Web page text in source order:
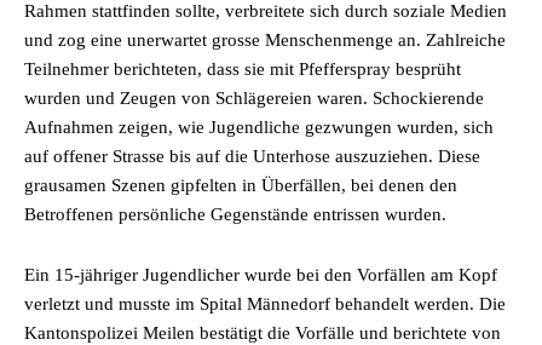
Rahmen stattfinden sollte, verbreitete sich durch soziale Medien
und zog eine unerwartet grosse Menschenmenge an. Zahlreiche
Teilnehmer berichteten, dass sie mit Pfefferspray besprüht
wurden und Zeugen von Schlägereien waren. Schockierende
Aufnahmen zeigen, wie Jugendliche gezwungen wurden, sich
auf offener Strasse bis auf die Unterhose auszuziehen. Diese
grausamen Szenen gipfelten in Überfällen, bei denen den
Betroffenen persönliche Gegenstände entrissen wurden.
Ein 15-jähriger Jugendlicher wurde bei den Vorfällen am Kopf
verletzt und musste im Spital Männedorf behandelt werden. Die
Kantonspolizei Meilen bestätigt die Vorfälle und berichtete von